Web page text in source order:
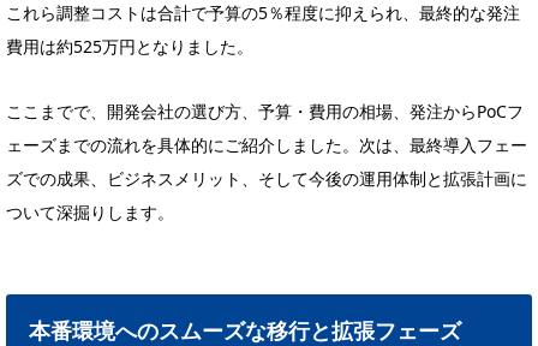
これら調整コストは合計で予算の5％程度に抑えられ、最終的な発注
費用は約525万円となりました。
ここまでで、開発会社の選び方、予算・費用の相場、発注からPoCフ
ェーズまでの流れを具体的にご紹介しました。次は、最終導入フェー
ズでの成果、ビジネスメリット、そして今後の運用体制と拡張計画に
ついて深掘りします。
本番環境へのスムーズな移行と拡張フェーズ